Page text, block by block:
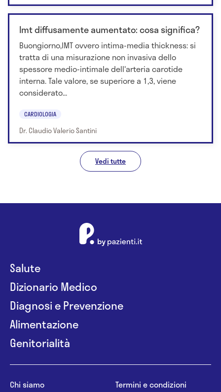
Imt diffusamente aumentato: cosa significa?
Buongiorno,IMT ovvero intima-media thickness: si
tratta di una misurazione non invasiva dello
spessore medio-intimale dell'arteria carotide
interna. Tale valore, se superiore a 1,3, viene
considerato...
CARDIOLOGIA
Dr. Claudio Valerio Santini
Vedi tutte
Salute
Dizionario Medico
Diagnosi e Prevenzione
Alimentazione
Genitorialità
Chi siamo
Termini e condizioni